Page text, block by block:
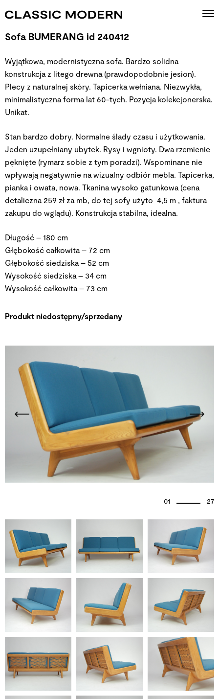
01 27
Sofa BUMERANG id 240412
Wyjątkowa, modernistyczna sofa. Bardzo solidna
konstrukcja z litego drewna (prawdopodobnie jesion).
Plecy z naturalnej skóry. Tapicerka wełniana. Niezwykła,
minimalistyczna forma lat 60-tych. Pozycja kolekcjonerska.
Unikat.
Stan bardzo dobry. Normalne ślady czasu i użytkowania.
Jeden uzupełniany ubytek. Rysy i wgnioty. Dwa rzemienie
pęknięte (rymarz sobie z tym poradzi). Wspominane nie
wpływają negatywnie na wizualny odbiór mebla. Tapicerka,
pianka i owata, nowa. Tkanina wysoko gatunkowa (cena
detaliczna 259 zł za mb, do tej sofy użyto 4,5 m , faktura
zakupu do wglądu). Konstrukcja stabilna, idealna.
Długość – 180 cm
Głębokość całkowita – 72 cm
Głębokość siedziska – 52 cm
Wysokość siedziska – 34 cm
Wysokość całkowita – 73 cm
Produkt niedostępny/sprzedany